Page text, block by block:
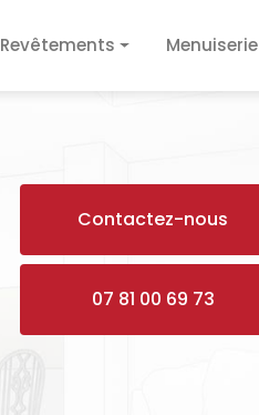
Revêtements Menuiserie
Contactez-nous
07 81 00 69 73